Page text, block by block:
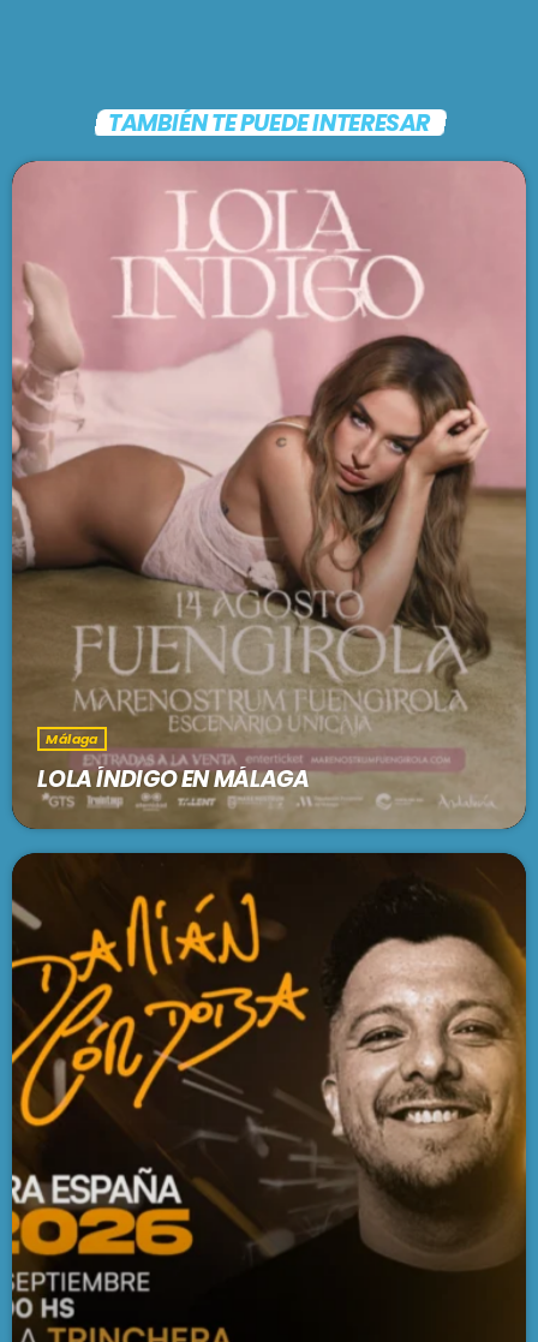
TAMBIÉN TE PUEDE INTERESAR
Málaga
LOLA ÍNDIGO EN MÁLAGA